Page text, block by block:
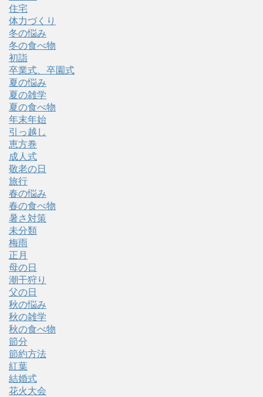
住宅
体力づくり
冬の悩み
冬の食べ物
初詣
卒業式、卒園式
夏の悩み
夏の雑学
夏の食べ物
年末年始
引っ越し
恵方巻
成人式
敬老の日
旅行
春の悩み
春の食べ物
暑さ対策
未分類
梅雨
正月
母の日
潮干狩り
父の日
秋の悩み
秋の雑学
秋の食べ物
節分
節約方法
紅葉
結婚式
花火大会